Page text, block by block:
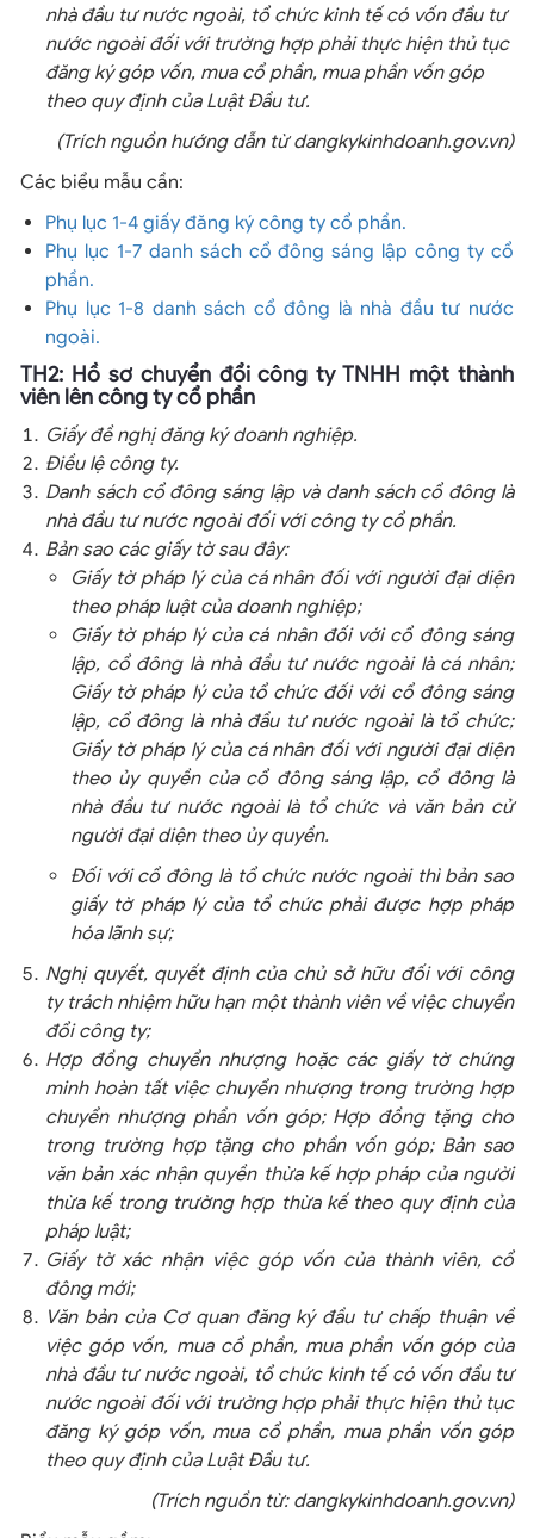
nhà đầu tư nước ngoài, tổ chức kinh tế có vốn đầu tư
nước ngoài đối với trường hợp phải thực hiện thủ tục
đăng ký góp vốn, mua cổ phần, mua phần vốn góp
theo quy định của Luật Đầu tư.
(Trích nguồn hướng dẫn từ dangkykinhdoanh.gov.vn)
Các biểu mẫu cần:
Phụ lục 1-4 giấy đăng ký công ty cổ phần.
Phụ lục 1-7 danh sách cổ đông sáng lập công ty cổ
phần.
Phụ lục 1-8 danh sách cổ đông là nhà đầu tư nước
ngoài.
TH2: Hồ sơ chuyển đổi công ty TNHH một thành
viên lên công ty cổ phần
Giấy đề nghị đăng ký doanh nghiệp.
Điều lệ công ty.
Danh sách cổ đông sáng lập và danh sách cổ đông là
nhà đầu tư nước ngoài đối với công ty cổ phần.
Bản sao các giấy tờ sau đây:
Giấy tờ pháp lý của cá nhân đối với người đại diện
theo pháp luật của doanh nghiệp;
Giấy tờ pháp lý của cá nhân đối với cổ đông sáng
lập, cổ đông là nhà đầu tư nước ngoài là cá nhân;
Giấy tờ pháp lý của tổ chức đối với cổ đông sáng
lập, cổ đông là nhà đầu tư nước ngoài là tổ chức;
Giấy tờ pháp lý của cá nhân đối với người đại diện
theo ủy quyền của cổ đông sáng lập, cổ đông là
nhà đầu tư nước ngoài là tổ chức và văn bản cử
người đại diện theo ủy quyền.
Đối với cổ đông là tổ chức nước ngoài thì bản sao
giấy tờ pháp lý của tổ chức phải được hợp pháp
hóa lãnh sự;
Nghị quyết, quyết định của chủ sở hữu đối với công
ty trách nhiệm hữu hạn một thành viên về việc chuyển
đổi công ty;
Hợp đồng chuyển nhượng hoặc các giấy tờ chứng
minh hoàn tất việc chuyển nhượng trong trường hợp
chuyển nhượng phần vốn góp; Hợp đồng tặng cho
trong trường hợp tặng cho phần vốn góp; Bản sao
văn bản xác nhận quyền thừa kế hợp pháp của người
thừa kế trong trường hợp thừa kế theo quy định của
pháp luật;
Giấy tờ xác nhận việc góp vốn của thành viên, cổ
đông mới;
Văn bản của Cơ quan đăng ký đầu tư chấp thuận về
việc góp vốn, mua cổ phần, mua phần vốn góp của
nhà đầu tư nước ngoài, tổ chức kinh tế có vốn đầu tư
nước ngoài đối với trường hợp phải thực hiện thủ tục
đăng ký góp vốn, mua cổ phần, mua phần vốn góp
theo quy định của Luật Đầu tư.
(Trích nguồn từ: dangkykinhdoanh.gov.vn)